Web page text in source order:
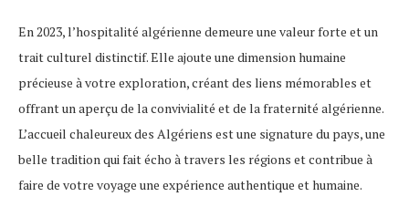
En 2023, l’hospitalité algérienne demeure une valeur forte et un
trait culturel distinctif. Elle ajoute une dimension humaine
précieuse à votre exploration, créant des liens mémorables et
offrant un aperçu de la convivialité et de la fraternité algérienne.
L’accueil chaleureux des Algériens est une signature du pays, une
belle tradition qui fait écho à travers les régions et contribue à
faire de votre voyage une expérience authentique et humaine.